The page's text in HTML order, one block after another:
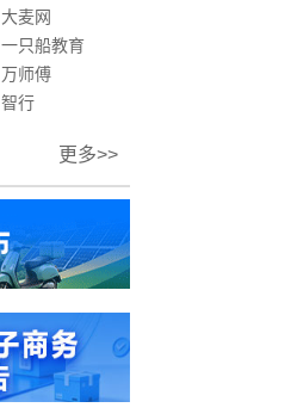
大麦网
一只船教育
万师傅
智行
更多>>